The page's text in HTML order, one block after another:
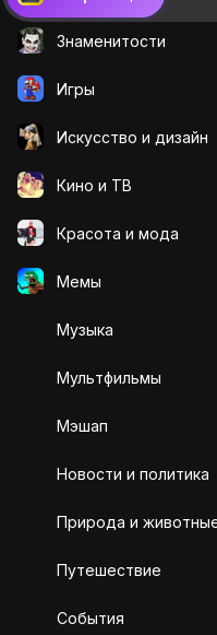
Знаменитости
Игры
Искусcтво и дизайн
Кино и ТВ
Красота и мода
Мемы
Музыка
Мультфильмы
Мэшап
Новости и политика
Природа и
Путешествие
События